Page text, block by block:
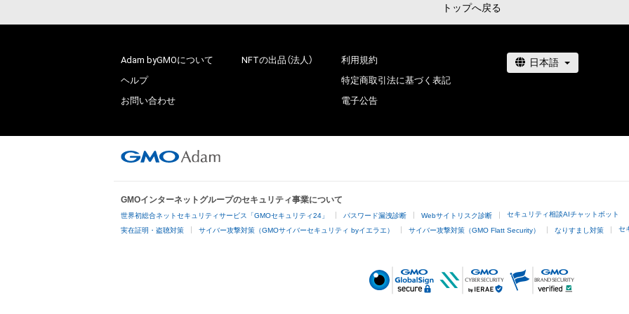
トップへ戻る
Adam byGMOについて
ヘルプ
お問い合わせ
NFTの出品（法人）
利用規約
特定商取引法に基づく表記
電子公告
GMOインターネットグループのセキュリティ事業について
世界初総合ネットセキュリティサービス「GMOセキュリティ24」 パスワード漏洩診断 Webサイトリスク診断 セキュリティ相談AIチャットボット
実在証明・盗聴対策 サイバー攻撃対策（GMOサイバーセキュリティ byイエラエ） サイバー攻撃対策（GMO Flatt Security） なりすまし対策 セ